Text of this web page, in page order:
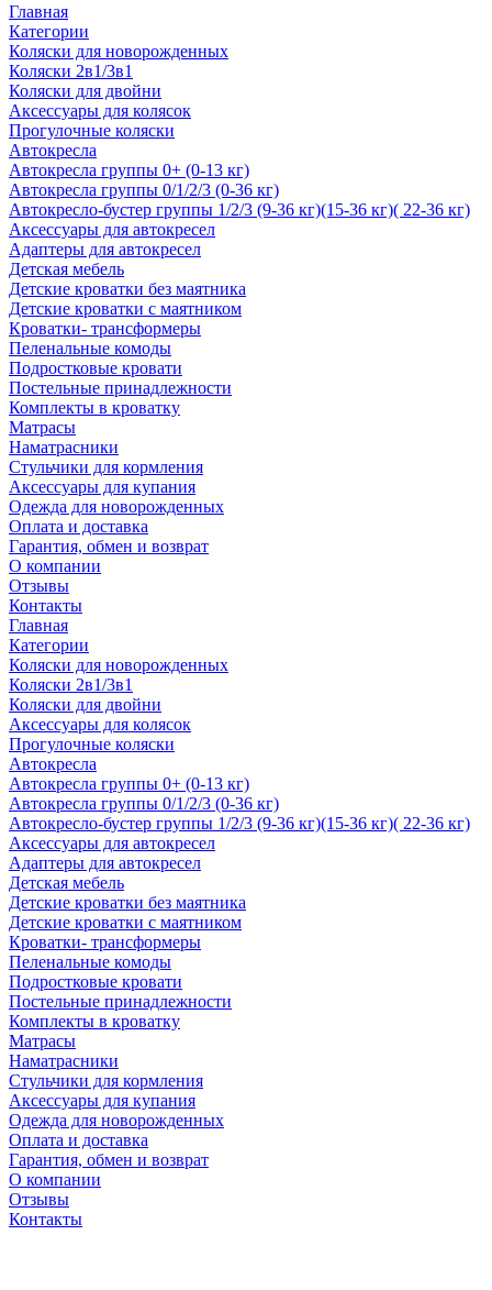
Главная
Категории
Коляски для новорожденных
Коляски 2в1/3в1
Коляски для двойни
Аксессуары для колясок
Прогулочные коляски
Автокресла
Автокресла группы 0+ (0-13 кг)
Автокресла группы 0/1/2/3 (0-36 кг)
Автокресло-бустер группы 1/2/3 (9-36 кг)(15-36 кг)( 22-36 кг)
Аксессуары для автокресел
Адаптеры для автокресел
Детская мебель
Детские кроватки без маятника
Детские кроватки с маятником
Кроватки- трансформеры
Пеленальные комоды
Подростковые кровати
Постельные принадлежности
Комплекты в кроватку
Матрасы
Наматрасники
Стульчики для кормления
Аксессуары для купания
Одежда для новорожденных
Оплата и доставка
Гарантия, обмен и возврат
О компании
Отзывы
Контакты
Главная
Категории
Коляски для новорожденных
Коляски 2в1/3в1
Коляски для двойни
Аксессуары для колясок
Прогулочные коляски
Автокресла
Автокресла группы 0+ (0-13 кг)
Автокресла группы 0/1/2/3 (0-36 кг)
Автокресло-бустер группы 1/2/3 (9-36 кг)(15-36 кг)( 22-36 кг)
Аксессуары для автокресел
Адаптеры для автокресел
Детская мебель
Детские кроватки без маятника
Детские кроватки с маятником
Кроватки- трансформеры
Пеленальные комоды
Подростковые кровати
Постельные принадлежности
Комплекты в кроватку
Матрасы
Наматрасники
Стульчики для кормления
Аксессуары для купания
Одежда для новорожденных
Оплата и доставка
Гарантия, обмен и возврат
О компании
Отзывы
Контакты